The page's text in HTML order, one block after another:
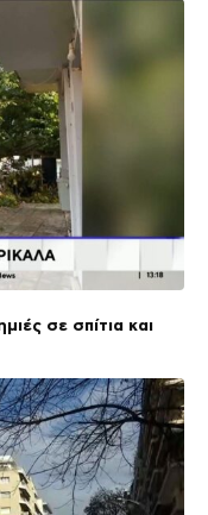
σε σπίτια και